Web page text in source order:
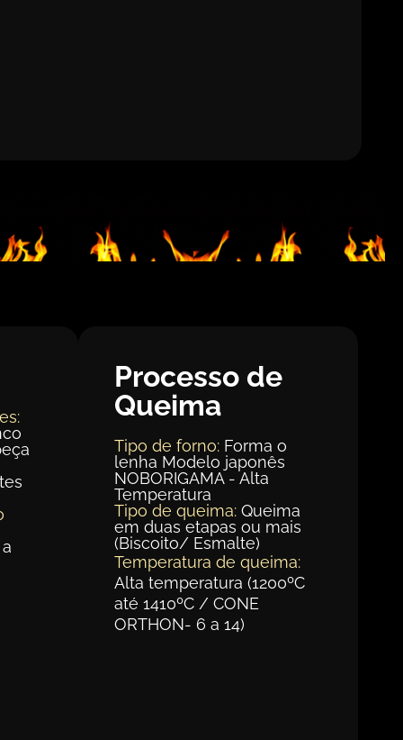
Processo de
Queima
Tipo de forno: Forma o
lenha Modelo japonês
NOBORIGAMA - Alta
Temperatura
Tipo de queima: Queima
em duas etapas ou mais
(Biscoito/ Esmalte)
Temperatura de queima:
Alta temperatura (1200ºC
até 1410ºC / CONE
ORTHON- 6 a 14)